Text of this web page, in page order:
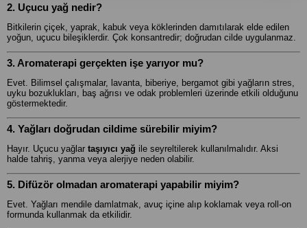
2. Uçucu yağ nedir?
Bitkilerin çiçek, yaprak, kabuk veya köklerinden damıtılarak elde edilen
yoğun, uçucu bileşiklerdir. Çok konsantredir; doğrudan cilde uygulanmaz.
3. Aromaterapi gerçekten işe yarıyor mu?
Evet. Bilimsel çalışmalar, lavanta, biberiye, bergamot gibi yağların stres,
uyku bozuklukları, baş ağrısı ve odak problemleri üzerinde etkili olduğunu
göstermektedir.
4. Yağları doğrudan cildime sürebilir miyim?
Hayır. Uçucu yağlar taşıyıcı yağ ile seyreltilerek kullanılmalıdır. Aksi
halde tahriş, yanma veya alerjiye neden olabilir.
5. Difüzör olmadan aromaterapi yapabilir miyim?
Evet. Yağları mendile damlatmak, avuç içine alıp koklamak veya roll-on
formunda kullanmak da etkilidir.